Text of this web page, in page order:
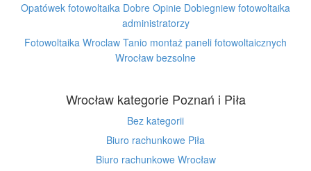
Opatówek fotowoltaika Dobre Opinie Dobiegniew fotowoltaika
administratorzy
Fotowoltaika Wroclaw Tanio montaż paneli fotowoltaicznych
Wrocław bezsolne
Wrocław kategorie Poznań i Piła
Bez kategorii
Biuro rachunkowe Piła
Biuro rachunkowe Wrocław